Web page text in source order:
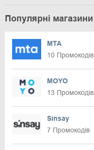
Популярні магазини
MTA
10 Промокодів
MOYO
13 Промокодів
Sinsay
7 Промокодів